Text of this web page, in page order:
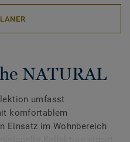
NATURAL
umfasst
komfortablem
Einsatz im Wohnbereich